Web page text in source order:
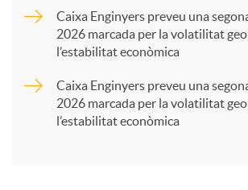
Caixa Enginyers preveu una
2026 marcada per la volatilitat
l’estabilitat econòmica
Caixa Enginyers preveu una
2026 marcada per la volatilitat
l’estabilitat econòmica